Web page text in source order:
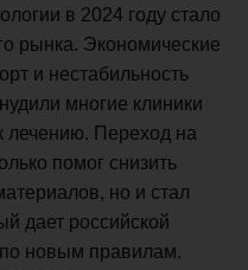
в 2024 году стало
рынка. Экономические
и нестабильность
многие клиники
лечению. Переход на
помог снизить
но и стал
дает российской
новым правилам.